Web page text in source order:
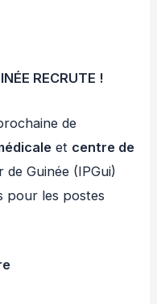
RECRUTE !
de
et centre de
de Guinée (IPGui)
pour les postes